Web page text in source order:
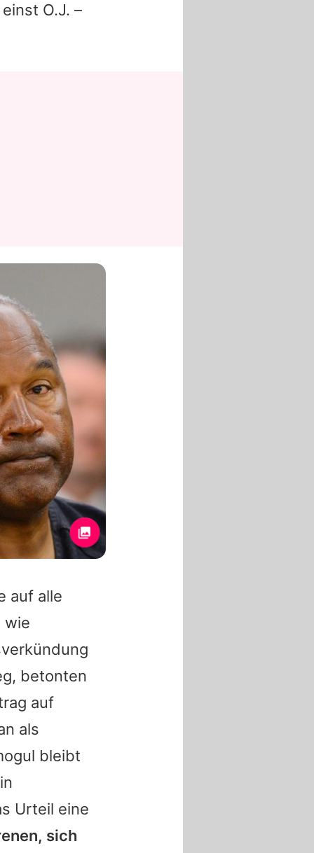
O.J. –
auf alle
wie
betonten
auf
als
bleibt
Urteil eine
sich